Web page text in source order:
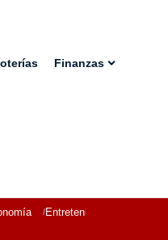
Finanzas
Entretenimiento